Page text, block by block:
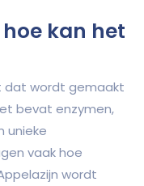
kan het
dat wordt gemaakt
bevat enzymen,
unieke
vaak hoe
wordt